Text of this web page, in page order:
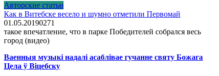
Авторские статьи
Как в Витебске весело и шумно отметили Первомай
01.05.20190271
такое впечатление, что в парке Победителей собрался весь
город (видео)
Ваенныя музыкі надалі асаблівае гучанне святу Божага
Цела ў Віцебску